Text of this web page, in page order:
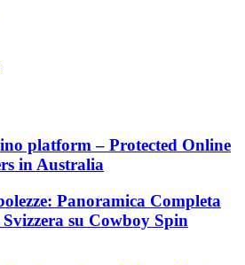
platform – Protected Online
in Australia
Panoramica Completa
su Cowboy Spin